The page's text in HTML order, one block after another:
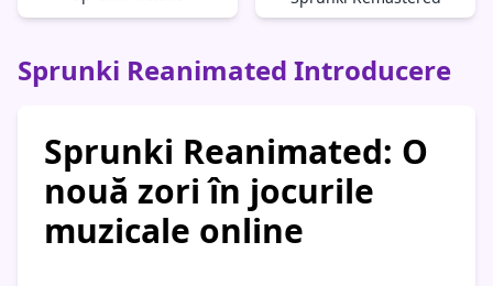
Sprunki Reanimated Introducere
Sprunki Reanimated: O
nouă zori în jocurile
muzicale online